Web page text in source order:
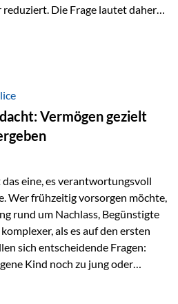
Die Frage lautet daher:
– sondern möglichst lange im
Fondsbesteuerung
Kein steuerlicher Abzug
Gebühren /
Steuerreporting erforderlich
werden laufend
Vermögen gezielt
eine, es verantwortungsvoll
Wer frühzeitig vorsorgen möchte,
rund um Nachlass, Begünstigte
als es auf den ersten
sich entscheidende Fragen:
Kind noch zu jung oder
werden, dass Ex-Partner,